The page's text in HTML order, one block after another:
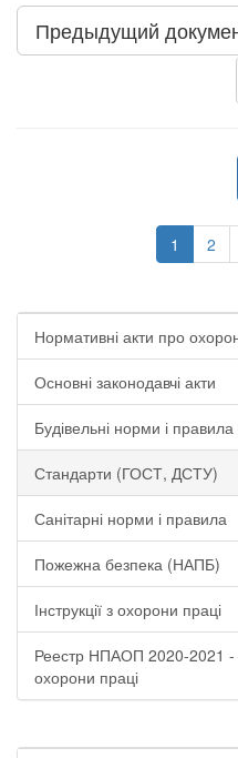
Предыдущий
1 2
Нормативні акти про
Основні законодавчі акти
Будівельні норми і
Стандарти (ГОСТ, ДСТУ)
Санітарні норми і правила
Пожежна безпека (НАПБ)
Інструкції з охорони праці
Реестр НПАОП 2020-2021 -
охорони праці